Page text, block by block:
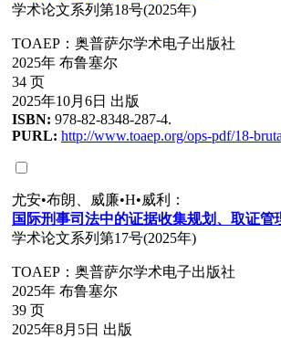
学术论文系列第18号(2025年)
TOAEP：奥普萨尔学术电子出版社
2025年 布鲁塞尔
34 页
2025年10月6日 出版
ISBN: 978-82-8348-287-4.
PURL: http://www.toaep.org/ops-pdf/18-
尤安•布朗、威廉•H•威利：
国 际刑事司法中的证据收集规划、取证管
学术论文系列第17号(2025年)
TOAEP：奥普萨尔学术电子出版社
2025年 布鲁塞尔
39 页
2025年8月5日 出版